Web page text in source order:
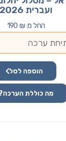
ועברית 2026
החל מ: 190 ₪
הוספה לסל
מה כוללת